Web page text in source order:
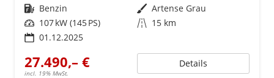
Kraftstoff Benzin Außenfarbe Artense Grau
Leistung 107 kW (145 PS) Kilometerstand 15 km
01.12.2025
27.490,– €
incl. 19% MwSt.
Details